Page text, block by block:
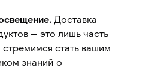
Доставка
— это лишь часть
стать вашим
знаний о